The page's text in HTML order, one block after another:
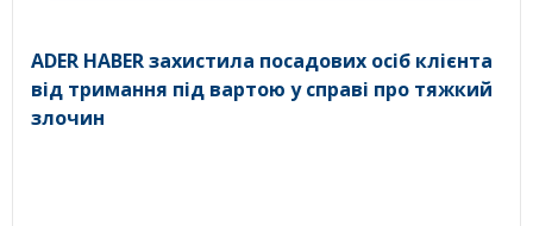
ADER HABER захистила посадових осіб клієнта
від тримання під вартою у справі про тяжкий
злочин